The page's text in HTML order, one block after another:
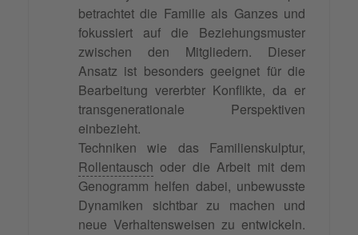
betrachtet die Familie als Ganzes und
fokussiert auf die Beziehungsmuster
zwischen den Mitgliedern. Dieser
Ansatz ist besonders geeignet für die
Bearbeitung vererbter Konflikte, da er
transgenerationale Perspektiven
einbezieht.
Techniken wie das Familienskulptur,
Rollentausch oder die Arbeit mit dem
Genogramm helfen dabei, unbewusste
Dynamiken sichtbar zu machen und
neue Verhaltensweisen zu entwickeln.